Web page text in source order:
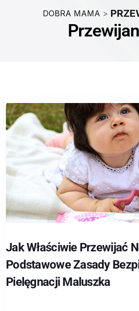
DOBRA MAMA >
Jak Właściwie Przewijać
Podstawowe Zasady
Pielęgnacji Maluszka